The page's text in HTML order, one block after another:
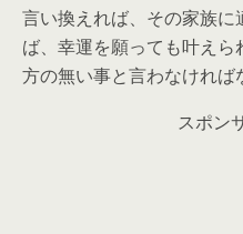
言い換えれば、その家族
ば、幸運を願っても叶え
方の無い事と言わなければ
スポン